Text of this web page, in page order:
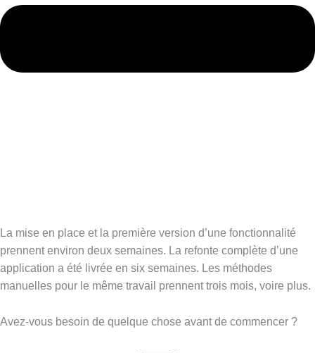
La mise en place et la première version d’une fonctionnalité
prennent environ deux semaines. La refonte complète d’une
application a été livrée en six semaines. Les méthodes
manuelles pour le même travail prennent trois mois, voire plus.
Avez-vous besoin de quelque chose avant de commencer ?